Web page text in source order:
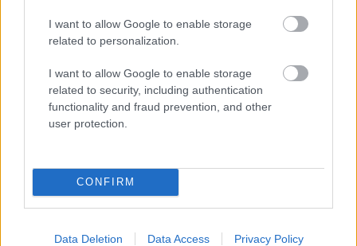
I want to allow Google to enable storage
related to personalization.
I want to allow Google to enable storage
related to security, including authentication
functionality and fraud prevention, and other
user protection.
CONFIRM
Data Deletion Data Access Privacy Policy
IDŐJÁRÁS SZÉLLÖKÉSEK
FAGYVESZÉLY